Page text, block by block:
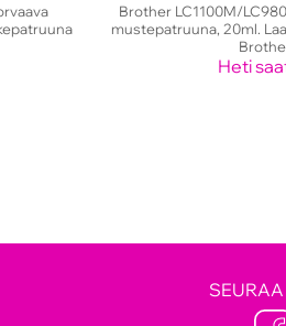
Brother LC1100M/
mustepatruuna, 20ml.
Heti
SEURAA